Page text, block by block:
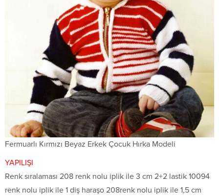
Fermuarlı Kırmızı Beyaz Erkek Çocuk Hırka Modeli
YAPILIŞI
Renk sıralaması 208 renk nolu iplik ile 3 cm 2+2 lastik 10094
renk nolu iplik ile 1 diş haraşo 208renk nolu iplik ile 1,5 cm